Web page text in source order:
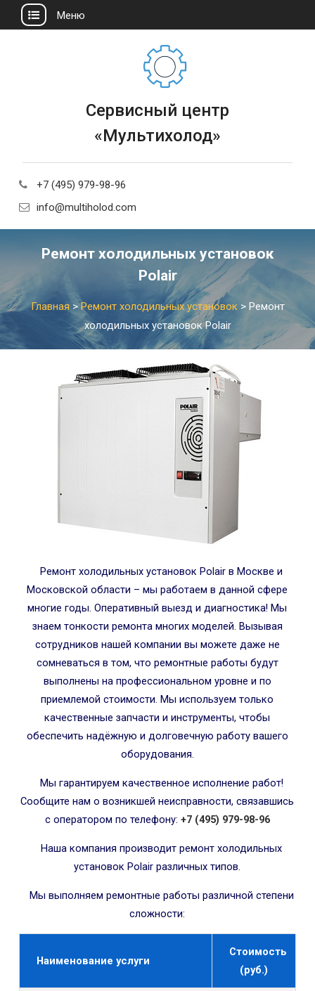
Меню
Сервисный центр
«Мультихолод»
+7 (495) 979-98-96
info@multiholod.com
Ремонт холодильных установок
Polair
Главная>Ремонт холодильных установок> Ремонт
холодильных установок Polair
Ремонт холодильных установок Polair в Москве и
Московской области – мы работаем в данной сфере
многие годы. Оперативный выезд и диагностика! Мы
знаем тонкости ремонта многих моделей. Вызывая
сотрудников нашей компании вы можете даже не
сомневаться в том, что ремонтные работы будут
выполнены на профессиональном уровне и по
приемлемой стоимости. Мы используем только
качественные запчасти и инструменты, чтобы
обеспечить надёжную и долговечную работу вашего
оборудования.
Мы гарантируем качественное исполнение работ!
Сообщите нам о возникшей неисправности, связавшись
с оператором по телефону: +7 (495) 979-98-96
Наша компания производит ремонт холодильных
установок Polair различных типов.
Мы выполняем ремонтные работы различной степени
сложности:
Наименование услуги
Стоимость
(руб.)